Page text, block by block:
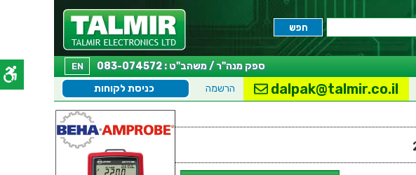
EN
ספק מנה"ר / משהב"ט : 083-074572
כניסת לקוחות הרשמה dalpak@talmir.co.il